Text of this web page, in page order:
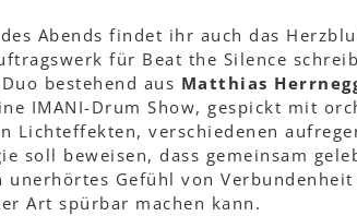
Abends findet ihr auch das
für Beat the Silence
bestehend aus Matthias
IMANI-Drum Show, gespickt mit
Lichteffekten, verschiedenen
soll beweisen, dass gemeinsam
unerhörtes Gefühl von
Art spürbar machen kann.